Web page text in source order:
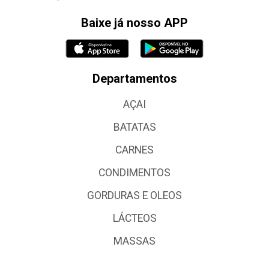
Baixe já nosso APP
Departamentos
AÇAI
BATATAS
CARNES
CONDIMENTOS
GORDURAS E OLEOS
LÁCTEOS
MASSAS